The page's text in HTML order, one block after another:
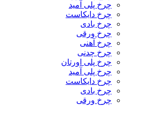
چرخ پلی آمید
چرخ دایکاست
چرخ بادی
چرخ ورقی
چرخ آهنی
چرخ چدنی
چرخ پلی اورتان
چرخ پلی آمید
چرخ دایکاست
چرخ بادی
چرخ ورقی